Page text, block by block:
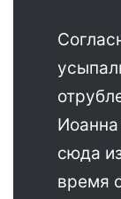
Иоанна
сюда
время